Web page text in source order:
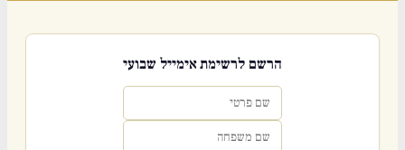
הרשם לרשימת אימייל שבועי